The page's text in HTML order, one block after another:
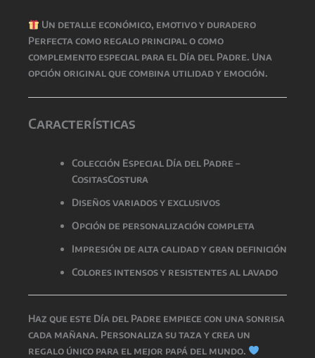
Un detalle económico, emotivo y duradero
Perfecta como regalo principal o como
complemento especial para el Día del Padre. Una
opción original que combina utilidad y emoción.
Características
Colección Especial Día del Padre –
CositasCostura
Diseños variados y exclusivos
Opción de personalización completa
Impresión de alta calidad y gran definición
Colores intensos y resistentes al lavado
Haz que este Día del Padre empiece con una sonrisa
cada mañana. Personaliza su taza y crea un
regalo único para el mejor papá del mundo.